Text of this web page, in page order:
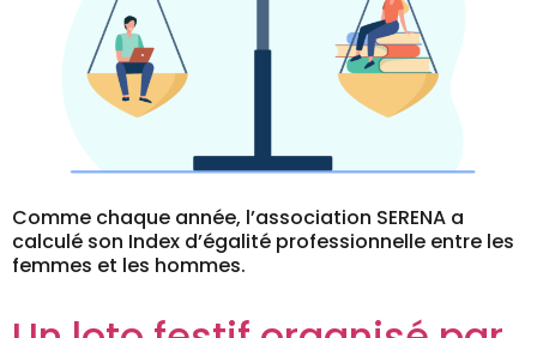
Comme chaque année, l’association SERENA a
calculé son Index d’égalité professionnelle entre les
femmes et les hommes.